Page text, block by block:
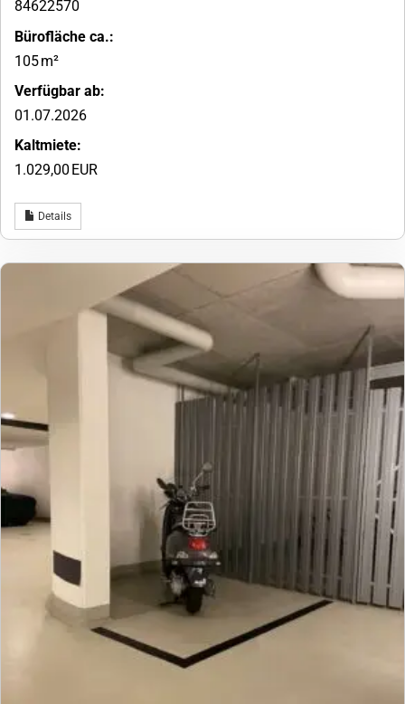
84622570
Bürofläche ca.:
105 m²
Verfügbar ab:
01.07.2026
Kaltmiete:
1.029,00 EUR
Details